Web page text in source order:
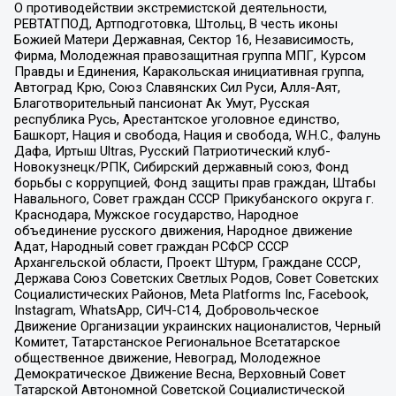
О противодействии экстремистской деятельности,
РЕВТАТПОД, Артподготовка, Штольц, В честь иконы
Божией Матери Державная, Сектор 16, Независимость,
Фирма, Молодежная правозащитная группа МПГ, Курсом
Правды и Единения, Каракольская инициативная группа,
Автоград Крю, Союз Славянских Сил Руси, Алля-Аят,
Благотворительный пансионат Ак Умут, Русская
республика Русь, Арестантское уголовное единство,
Башкорт, Нация и свобода, Нация и свобода, W.H.С., Фалунь
Дафа, Иртыш Ultras, Русский Патриотический клуб-
Новокузнецк/РПК, Сибирский державный союз, Фонд
борьбы с коррупцией, Фонд защиты прав граждан, Штабы
Навального, Совет граждан СССР Прикубанского округа г.
Краснодара, Мужское государство, Народное
объединение русского движения, Народное движение
Адат, Народный совет граждан РСФСР СССР
Архангельской области, Проект Штурм, Граждане СССР,
Держава Союз Советских Светлых Родов, Совет Советских
Социалистических Районов, Meta Platforms Inc, Facebook,
Instagram, WhatsApp, СИЧ-С14, Добровольческое
Движение Организации украинских националистов, Черный
Комитет, Татарстанское Региональное Всетатарское
общественное движение, Невоград, Молодежное
Демократическое Движение Весна, Верховный Совет
Татарской Автономной Советской Социалистической